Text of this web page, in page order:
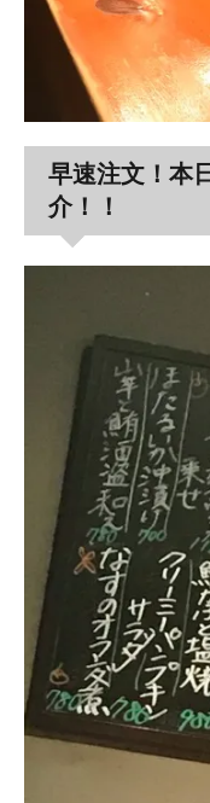
早速注文！本
介！！